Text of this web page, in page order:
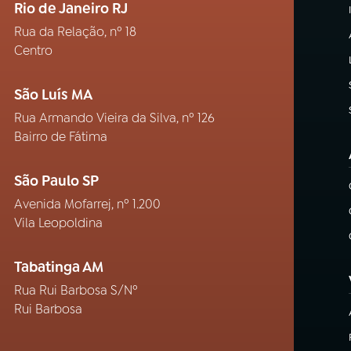
Rio de Janeiro RJ
Rua da Relação, nº 18
Centro
São Luís MA
Rua Armando Vieira da Silva, nº 126
Bairro de Fátima
São Paulo SP
Avenida Mofarrej, nº 1.200
Vila Leopoldina
Tabatinga AM
Rua Rui Barbosa S/Nº
Rui Barbosa